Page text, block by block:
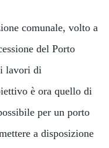
comunale, volto a
del Porto
lavori di
è ora quello di
per un porto
a disposizione